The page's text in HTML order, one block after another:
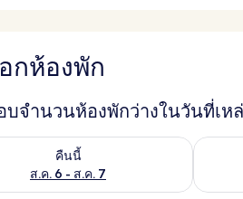
กห้องพัก
บจำนวนห้องพักว่างในวันที่เห
คืนนี้
ส.ค. 6 - ส.ค. 7
ำนวนห้องพักว่างในคืนนี้ ส.ค. 6 - ส.ค.
ตรวจส